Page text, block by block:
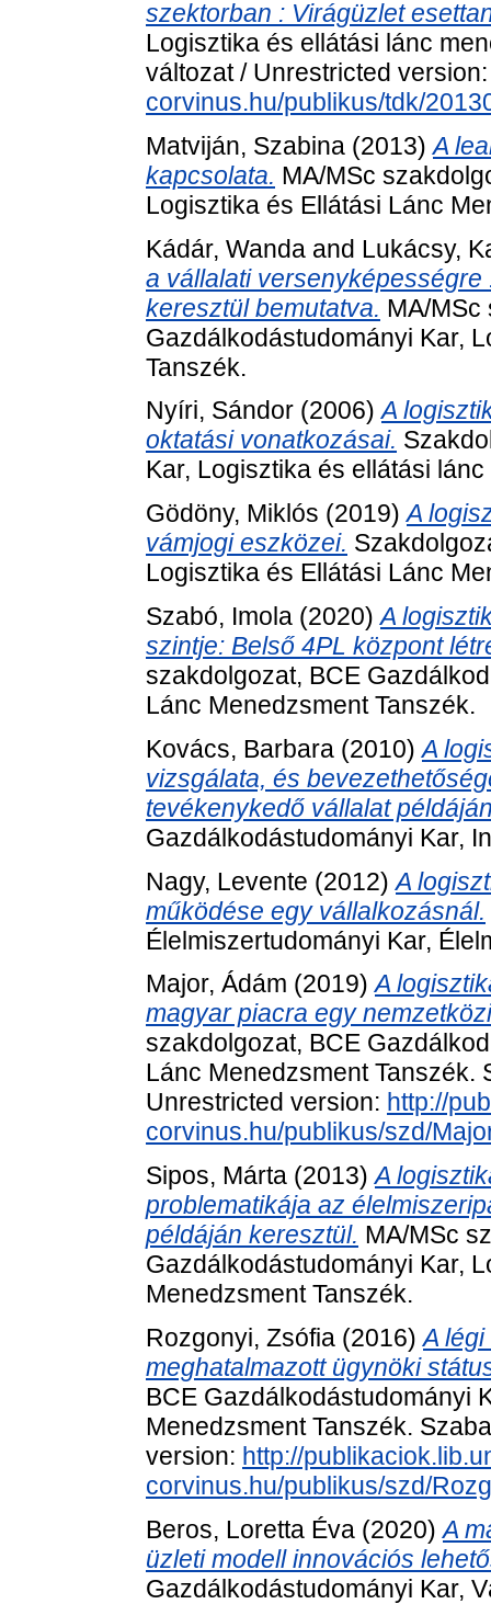
szektorban : Virágüzlet
Logisztika és ellátási lánc
változat / Unrestricted
corvinus.hu/publikus/tdk/
Matviján, Szabina (2013)A
kapcsolata. MA/MSc
Logisztika és Ellátási Lánc
Kádár, Wanda and Lukácsy,
a vállalati
keresztül bemutatva. MA/MSc
Gazdálkodástudományi Kar,
Tanszék.
Nyíri, Sándor (2006)A
oktatási vonatkozásai.
Kar, Logisztika és ellátási
Gödöny, Miklós (2019)A
vámjogi eszközei.
Logisztika és Ellátási Lánc
Szabó, Imola (2020)A
szintje: Belső 4PL központ
szakdolgozat, BCE
Lánc Menedzsment Tanszék.
Kovács, Barbara (2010)A
vizsgálata, és
tevékenykedő vállalat
Gazdálkodástudományi Kar,
Nagy, Levente (2012)A
működése egy vállalkozásnál.
Élelmiszertudományi Kar,
Major, Ádám (2019)A
magyar piacra egy
szakdolgozat, BCE
Lánc Menedzsment Tanszék.
Unrestricted version: http://
corvinus.hu/publikus/szd/
Sipos, Márta (2013)A
problematikája az
példáján keresztül. MA/MSc
Gazdálkodástudományi Kar,
Menedzsment Tanszék.
Rozgonyi, Zsófia (2016)A
meghatalmazott ügynöki
BCE Gazdálkodástudományi
Menedzsment Tanszék.
version: http://
corvinus.hu/publikus/szd/
Beros, Loretta Éva (2020)A
üzleti modell innovációs
Gazdálkodástudományi Kar,